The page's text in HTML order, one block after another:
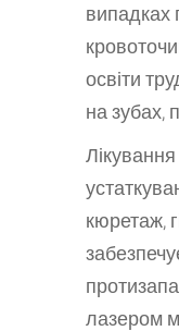
випадках
освіти
на зубах,
кюретаж,
лазером